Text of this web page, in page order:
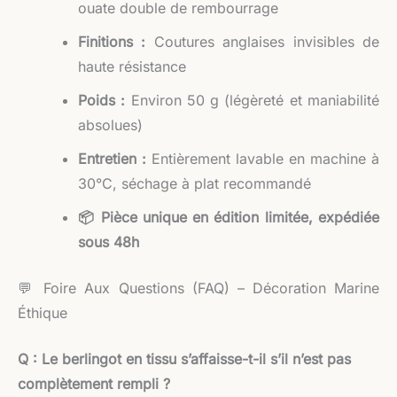
ouate double de rembourrage
Finitions : Coutures anglaises invisibles de
haute résistance
Poids : Environ 50 g (légèreté et maniabilité
absolues)
Entretien : Entièrement lavable en machine à
30°C, séchage à plat recommandé
📦 Pièce unique en édition limitée, expédiée
sous 48h
💬 Foire Aux Questions (FAQ) – Décoration Marine
Éthique
Q : Le berlingot en tissu s’affaisse-t-il s’il n’est pas
complètement rempli ?